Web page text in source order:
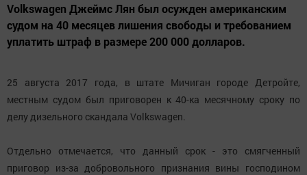
Volkswagen Джеймс Лян был осужден американским
судом на 40 месяцев лишения свободы и требованием
уплатить штраф в размере 200 000 долларов.
25 августа 2017 года, в штате Мичиган городе Детройте,
местным судом был приговорен к 40-ка месячному сроку по
делу дизельного скандала Volkswagen.
Отдельно отмечается, что данный срок - это смягченный
приговор из-за добровольного признания вины господином